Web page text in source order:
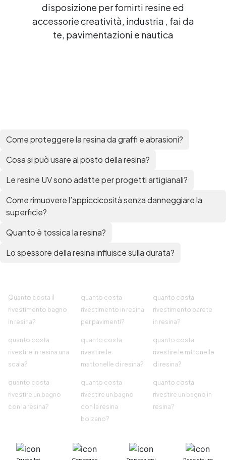
disposizione per fornirti resine ed
accessorie creatività, industria , fai da
te, pavimentazioni e nautica
Come proteggere la resina da graffi e abrasioni?
Cosa si può usare al posto della resina?
Le resine UV sono adatte per progetti artigianali?
Come rimuovere l’appiccicosità senza danneggiare la
superficie?
Quanto è tossica la resina?
Lo spessore della resina influisce sulla durata?
Quanto costa il
rivestimento bagno
in resina?
quanto costa
rivestimento in resina
per pavimenti?
quanto costa
rivestimento parete
in resina?
quanto costa
rivestire in resina una
scala?
quanto costa
rivestire le
mattonelle di resina?
quanto costa
rivestire le mttonelle
di resina?
quanto costa
rivestire un bagno
con la resina?
quanto costa
rivestire un bagno
con la resina
bolzano?
quanto costa
rivestire un bagno in
resina?